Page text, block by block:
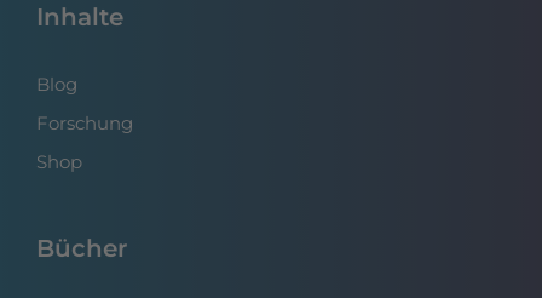
Inhalte
Blog
Forschung
Shop
Bücher